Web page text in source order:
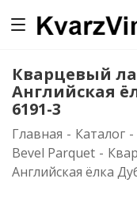
Кварцевый
Английская
6191-3
Главная - Каталог -
Bevel Parquet -
Английская ёлка